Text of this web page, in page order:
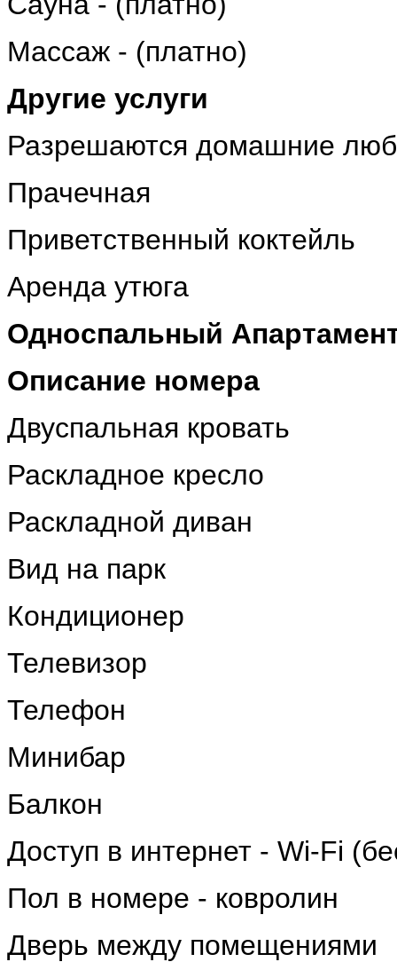
Массаж - (платно)
Другие услуги
Разрешаются домашние
Прачечная
Приветственный коктейль
Аренда утюга
Односпальный
Описание номера
Двуспальная кровать
Раскладное кресло
Раскладной диван
Вид на парк
Кондиционер
Телевизор
Телефон
Минибар
Балкон
Доступ в интернет - Wi-Fi
Пол в номере - ковролин
Дверь между помещениями